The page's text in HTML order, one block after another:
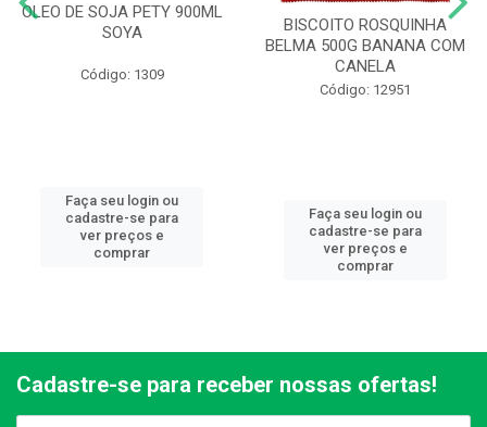
OLEO DE SOJA PETY 900ML
SOYA
Código: 1309
Faça seu login ou
cadastre-se para
ver preços e
comprar
BISCOITO ROSQUINHA
BELMA 500G BANANA COM
CANELA
Código: 12951
Faça seu login ou
cadastre-se para
ver preços e
comprar
Cadastre-se para receber nossas ofertas!